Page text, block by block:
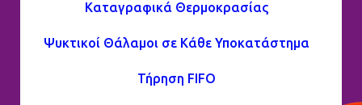
Καταγραφικά Θερμοκρασίας
Ψυκτικοί Θάλαμοι σε Κάθε Υποκατάστημα
Τήρηση FIFO